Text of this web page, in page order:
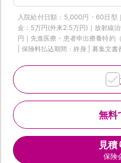
入院給付日額：5,000円・60日型
金：5万円(外来2.5万円)｜放射線
円｜先進医療・患者申出療養特約
| 保険料払込期間：終身 | 募集文
無料
見積
保険